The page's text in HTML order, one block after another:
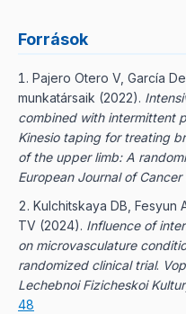
Források
Pajero Otero V, García
munkatársaik (2022).
combined with intermittent
Kinesio taping for treating
of the upper limb: A
European Journal of Cancer
Kulchitskaya DB, Fesyun
TV (2024). Influence of
on microvasculature
randomized clinical trial.
Lechebnoi Fizicheskoi
48